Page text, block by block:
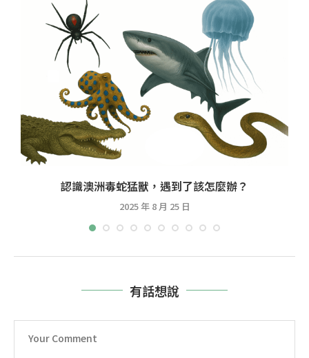
認識澳洲毒蛇猛獸，遇到了該怎麼辦？
2025 年 8 月 25 日
有話想說